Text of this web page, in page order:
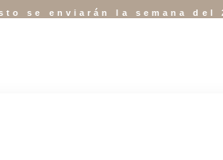
se enviarán la semana del